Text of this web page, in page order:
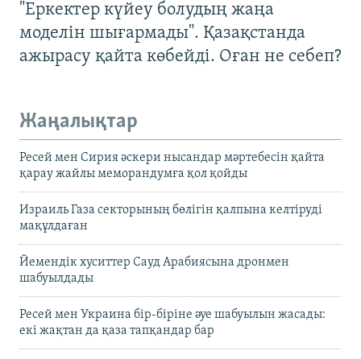
"Еркектер күйеу болудың жаңа
моделін шығармады". Қазақстанда
ажырасу қайта көбейді. Оған не себеп?
Жаңалықтар
Ресей мен Сирия әскери нысандар мәртебесін қайта
қарау жайлы меморандумға қол қойды
Израиль Газа секторының бөлігін қалпына келтіруді
мақұлдаған
Йемендік хуситтер Сауд Арабиясына дронмен
шабуылдады
Ресей мен Украина бір-біріне әуе шабуылын жасады:
екі жақтан да қаза тапқандар бар